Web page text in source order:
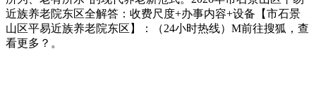
近族养老院东区全解答：收费尺度+办事内容+设备【市石景
山区平易近族养老院东区】：（24小时热线）M前往搜狐，查
看更多？。